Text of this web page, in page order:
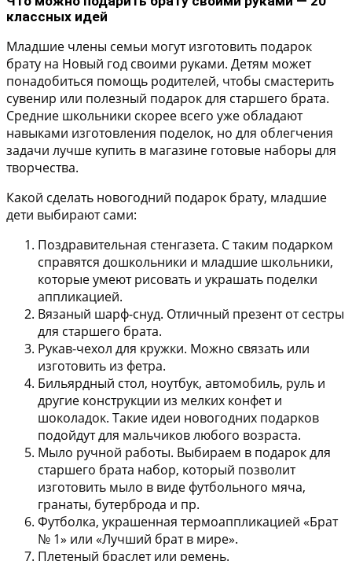
классных идей
Младшие члены семьи могут изготовить подарок
брату на Новый год своими руками. Детям может
понадобиться помощь родителей, чтобы смастерить
сувенир или полезный подарок для старшего брата.
Средние школьники скорее всего уже обладают
навыками изготовления поделок, но для облегчения
задачи лучше купить в магазине готовые наборы для
творчества.
Какой сделать новогодний подарок брату, младшие
дети выбирают сами:
Поздравительная стенгазета. С таким подарком
справятся дошкольники и младшие школьники,
которые умеют рисовать и украшать поделки
аппликацией.
Вязаный шарф-снуд. Отличный презент от сестры
для старшего брата.
Рукав-чехол для кружки. Можно связать или
изготовить из фетра.
Бильярдный стол, ноутбук, автомобиль, руль и
другие конструкции из мелких конфет и
шоколадок. Такие идеи новогодних подарков
подойдут для мальчиков любого возраста.
Мыло ручной работы. Выбираем в подарок для
старшего брата набор, который позволит
изготовить мыло в виде футбольного мяча,
гранаты, бутерброда и пр.
Футболка, украшенная термоаппликацией «Брат
№ 1» или «Лучший брат в мире».
Плетеный браслет или ремень.